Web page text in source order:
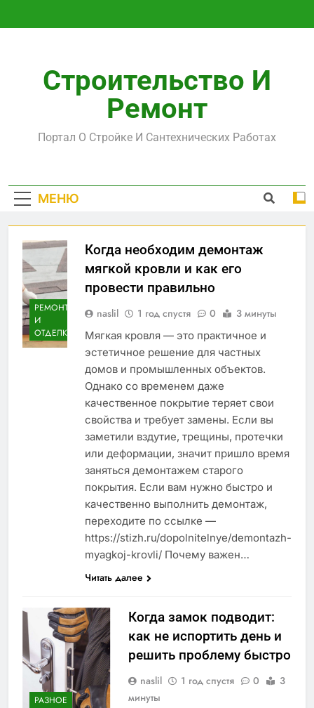
Строительство И
Ремонт
Портал О Стройке И Сантехнических Работах
МЕНЮ
РЕМОНТ
И
ОТДЕЛКА
Когда необходим демонтаж
мягкой кровли и как его
провести правильно
naslil 1 год спустя 0 3 минуты
Мягкая кровля — это практичное и
эстетичное решение для частных
домов и промышленных объектов.
Однако со временем даже
качественное покрытие теряет свои
свойства и требует замены. Если вы
заметили вздутие, трещины, протечки
или деформации, значит пришло время
заняться демонтажем старого
покрытия. Если вам нужно быстро и
качественно выполнить демонтаж,
переходите по ссылке —
https://stizh.ru/dopolnitelnye/demontazh-
myagkoj-krovli/ Почему важен…
Читать далее
РАЗНОЕ
Когда замок подводит:
как не испортить день и
решить проблему быстро
naslil 1 год спустя 0
3
минуты